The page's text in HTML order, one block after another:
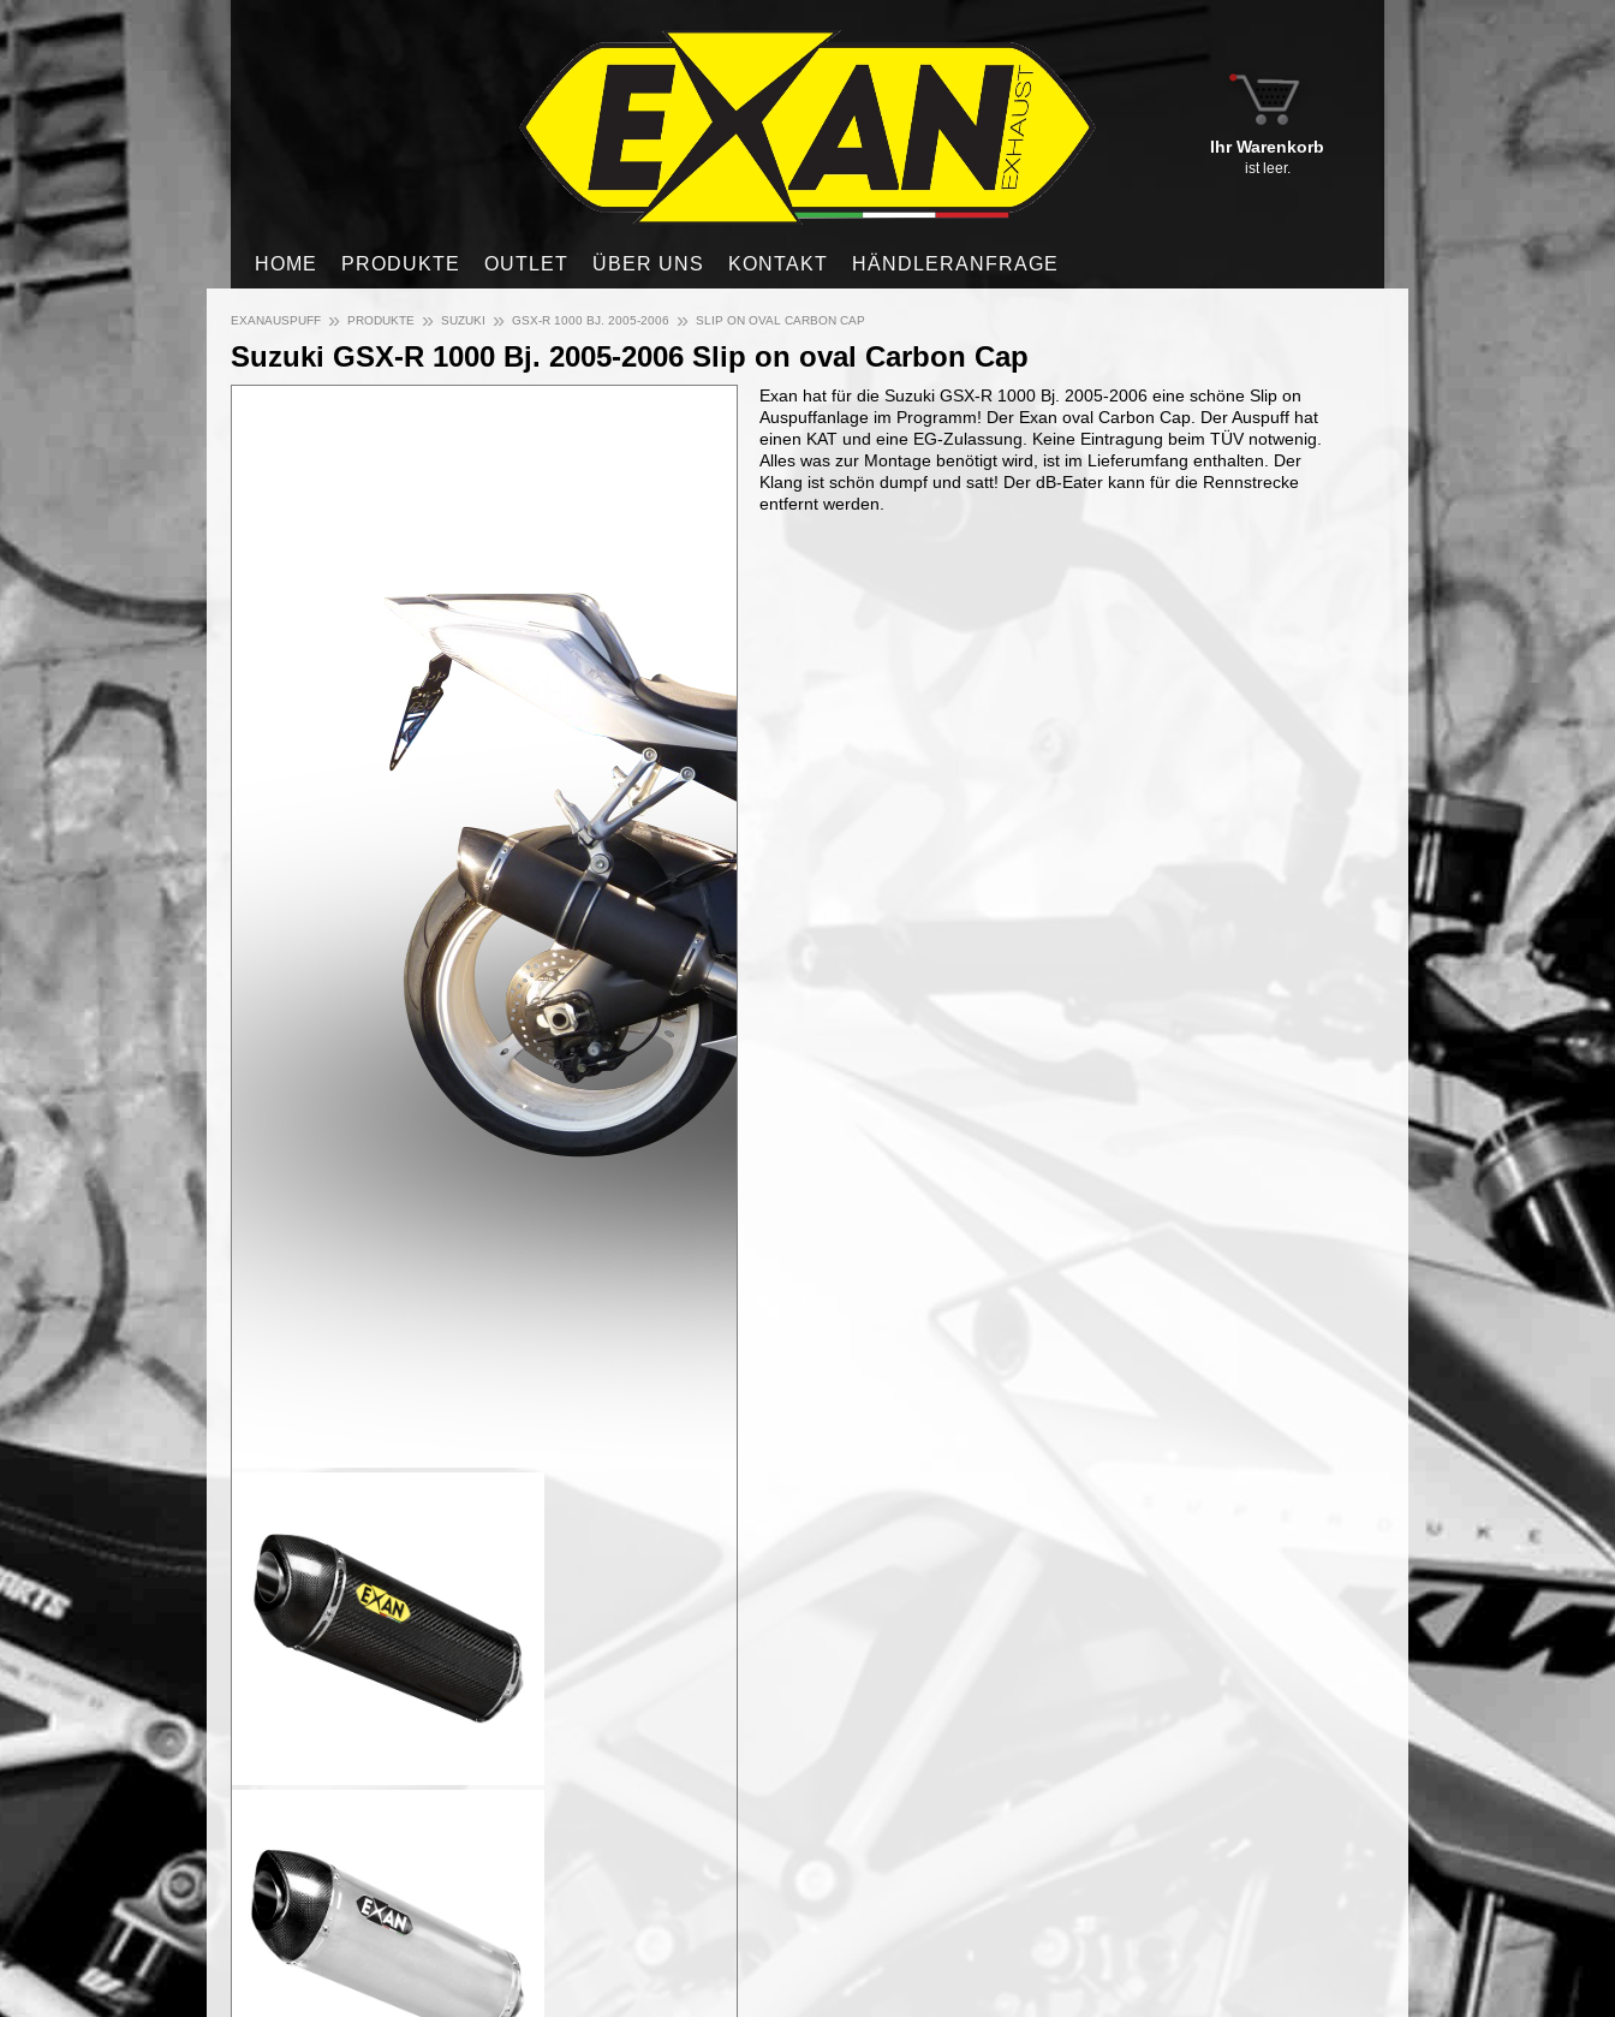
HOME PRODUKTE OUTLET ÜBER UNS KONTAKT HÄNDLERANFRAGE
Ihr Warenkorb
ist leer.
EXANAUSPUFF » PRODUKTE » SUZUKI » GSX-R 1000 BJ. 2005-2006 » SLIP ON OVAL CARBON CAP
Suzuki GSX-R 1000 Bj. 2005-2006 Slip on oval Carbon Cap
Exan hat für die Suzuki GSX-R 1000 Bj. 2005-2006 eine schöne Slip on
Auspuffanlage im Programm! Der Exan oval Carbon Cap. Der Auspuff hat
einen KAT und eine EG-Zulassung. Keine Eintragung beim TÜV notwenig.
Alles was zur Montage benötigt wird, ist im Lieferumfang enthalten. Der
Klang ist schön dumpf und satt! Der dB-Eater kann für die Rennstrecke
entfernt werden.